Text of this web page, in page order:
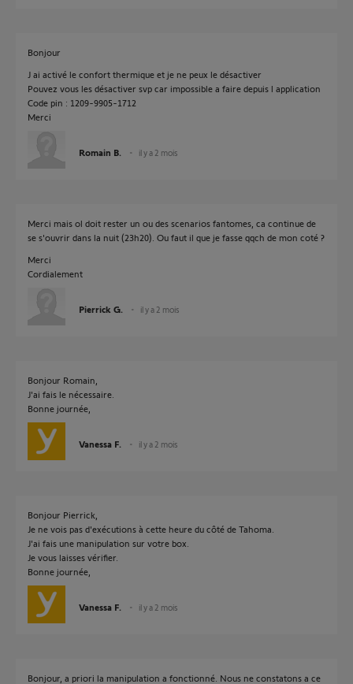
Bonjour
J ai activé le confort thermique et je ne peux le désactiver
Pouvez vous les désactiver svp car impossible a faire depuis l application
Code pin : 1209-9905-1712
Merci
Romain B. il y a 2 mois
Merci mais ol doit rester un ou des scenarios fantomes, ca continue de
se s'ouvrir dans la nuit (23h20). Ou faut il que je fasse qqch de mon coté ?
Merci
Cordialement
Pierrick G. il y a 2 mois
Bonjour Romain,
J'ai fais le nécessaire.
Bonne journée,
Vanessa F. il y a 2 mois
Bonjour Pierrick,
Je ne vois pas d'exécutions à cette heure du côté de Tahoma.
J'ai fais une manipulation sur votre box.
Je vous laisses vérifier.
Bonne journée,
Vanessa F. il y a 2 mois
Bonjour, a priori la manipulation a fonctionné. Nous ne constatons a ce